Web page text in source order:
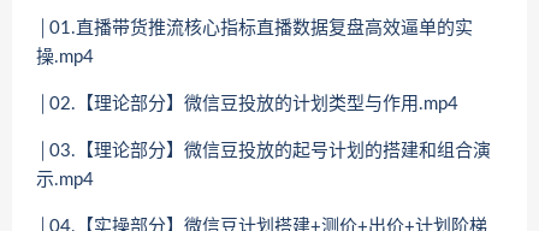
│01.直播带货推流核心指标直播数据复盘高效逼单的实
操.mp4
│02.【理论部分】微信豆投放的计划类型与作用.mp4
│03.【理论部分】微信豆投放的起号计划的搭建和组合演
示.mp4
│04.【实操部分】微信豆计划搭建+测价+出价+计划阶梯